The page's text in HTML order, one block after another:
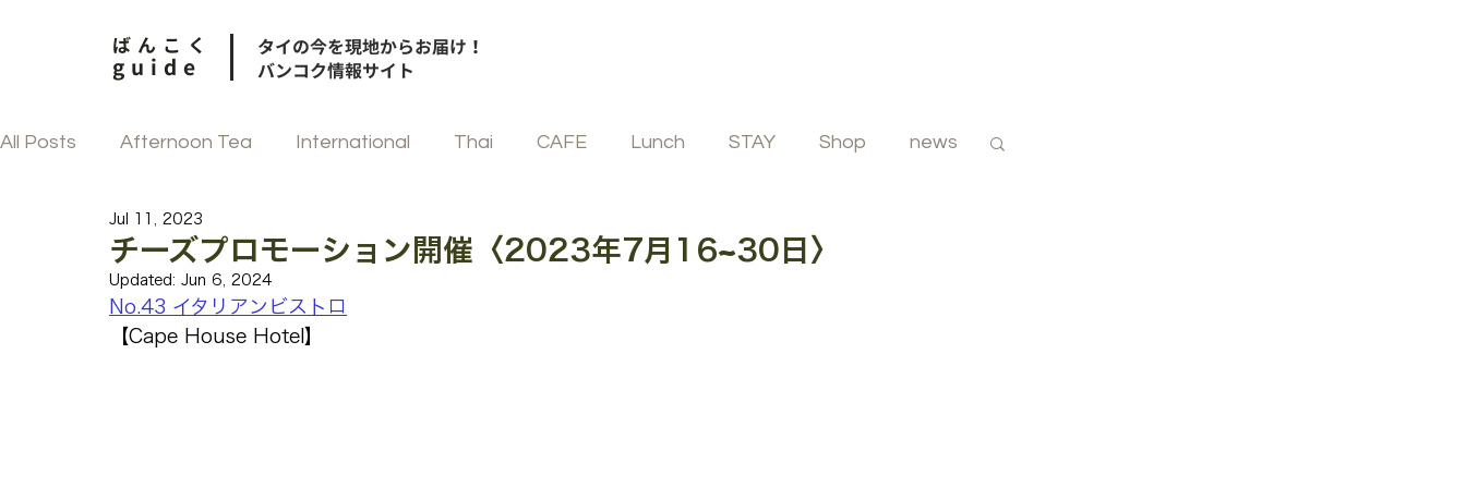
ばんこく
guide
タイの今を現地からお届け！
バンコク情報サイト
All Posts Afternoon Tea International Thai CAFE Lunch STAY Shop news
街歩き ビュッフェ イタリアン
韓国料理 タイ菓子
チーズプロモーション開催〈2023年7月16~30日〉
Jul 11, 2023
Updated: Jun 6, 2024
No.43 イタリアンビストロ
【Cape House Hotel】